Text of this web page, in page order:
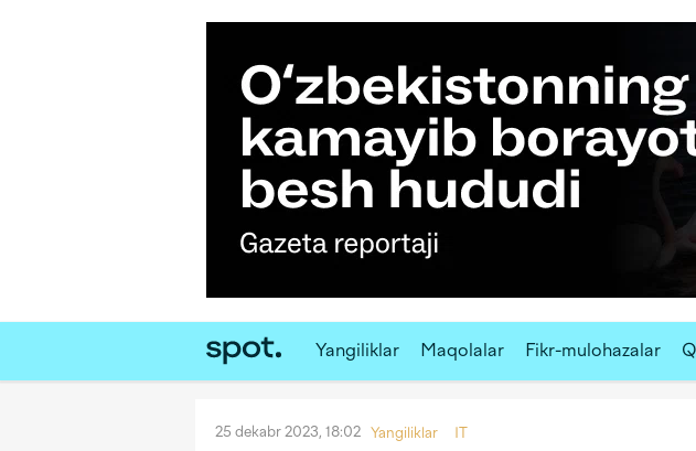
Yangiliklar Maqolalar Fikr-mulohazalar
25 dekabr 2023, 18:02 Yangiliklar IT